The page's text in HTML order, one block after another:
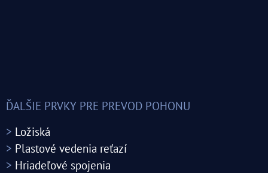
ĎALŠIE PRVKY PRE PREVOD POHONU
> Ložiská
> Plastové vedenia reťazí
> Hriadeľové spojenia